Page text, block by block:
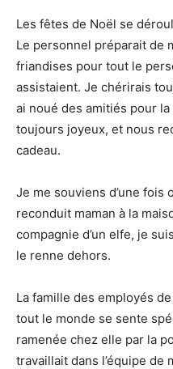
Les fêtes de Noël se
Le personnel préparait de
friandises pour tout le
assistaient. Je chérirais
ai noué des amitiés pour
toujours joyeux, et nous
cadeau.
Je me souviens d’une fois
reconduit maman à la
compagnie d’un elfe, je
le renne dehors.
La famille des employés
tout le monde se sente
ramenée chez elle par la
travaillait dans l’équipe de